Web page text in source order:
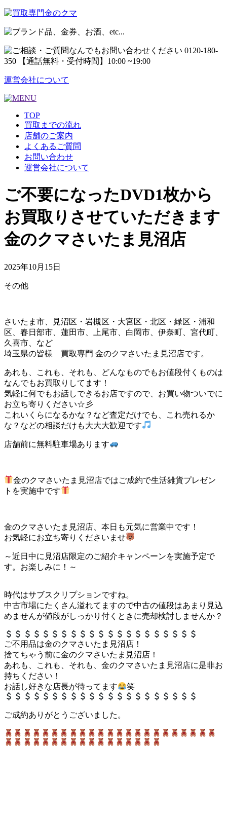
運営会社について
TOP
買取までの流れ
店舗のご案内
よくあるご質問
お問い合わせ
運営会社について
ご不要になったDVD1枚から
お買取りさせていただきます
金のクマさいたま見沼店
2025年10月15日
その他
さいたま市、見沼区・岩槻区・大宮区・北区・緑区・浦和
区、春日部市、蓮田市、上尾市、白岡市、伊奈町、宮代町、
久喜市、など
埼玉県の皆様 買取専門 金のクマさいたま見沼店です。
あれも、これも、それも、どんなものでもお値段付くものは
なんでもお買取りしてます！
気軽に何でもお話しできるお店ですので、お買い物ついでに
お立ち寄りください☆彡
これいくらになるかな？など査定だけでも、これ売れるか
な？などの相談だけも大大大歓迎です
店舗前に無料駐車場あります
金のクマさいたま見沼店ではご成約で生活雑貨プレゼン
トを実施中です
金のクマさいたま見沼店、本日も元気に営業中です！
お気軽にお立ち寄りくださいませ
～近日中に見沼店限定のご紹介キャンペーンを実施予定で
す。お楽しみに！～
時代はサブスクリプションですね。
中古市場にたくさん溢れてますので中古の値段はあまり見込
めませんが値段がしっかり付くときに売却検討しませんか？
ご不用品は金のクマさいたま見沼店！
捨てちゃう前に金のクマさいたま見沼店！
あれも、これも、それも、金のクマさいたま見沼店に是非お
持ちください！
お話し好きな店長が待ってます
笑
ご成約ありがとうございました。